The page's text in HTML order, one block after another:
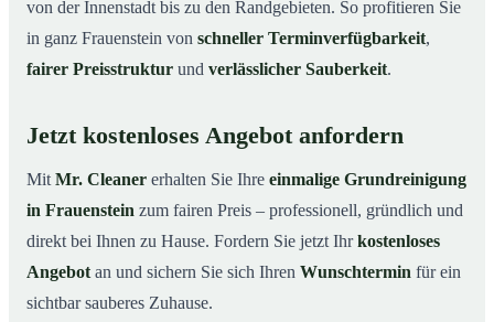
von der Innenstadt bis zu den Randgebieten. So profitieren Sie
in ganz Frauenstein von schneller Terminverfügbarkeit,
fairer Preisstruktur und verlässlicher Sauberkeit.
Jetzt kostenloses Angebot anfordern
Mit Mr. Cleaner erhalten Sie Ihre einmalige Grundreinigung
in Frauenstein zum fairen Preis – professionell, gründlich und
direkt bei Ihnen zu Hause. Fordern Sie jetzt Ihrkostenloses
Angebot an und sichern Sie sich Ihren Wunschtermin für ein
sichtbar sauberes Zuhause.